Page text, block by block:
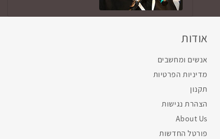
אודות
אנשים ומחשבים
מדיניות הפרטיות
תקנון
הצהרת נגישות
About Us
פורטל החדשות